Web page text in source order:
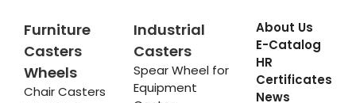
Furniture
Casters
Wheels
Chair Casters
Industrial
Casters
Spear Wheel for
Equipment
About Us
E-Catalog
HR
Certificates
News